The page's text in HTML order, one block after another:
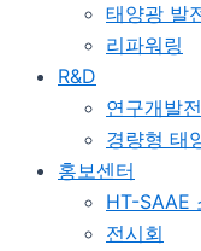
태양광 발
리파워링
R&D
연구개발
경량형 태
홍보센터
HT-SAAE
전시회